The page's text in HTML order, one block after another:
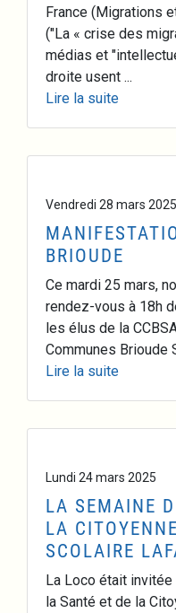
France (Migrations
("La « crise des
médias et
droite usent ...
Lire la suite
Vendredi 28 mars 2025
BRIOUDE
Ce mardi 25 mars,
rendez-vous à 18h
les élus de la
Communes Brioude
Lire la suite
Lundi 24 mars 2025
LA SEMAINE
LA
SCOLAIRE
La Loco était
la Santé et de la